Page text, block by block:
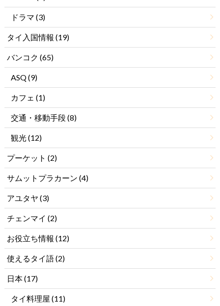
ドラマ (3)
タイ入国情報 (19)
バンコク (65)
ASQ(9)
カフェ (1)
交通・移動手段(8)
観光(12)
プーケット (2)
サムットプラカーン (4)
アユタヤ (3)
チェンマイ (2)
お役立ち情報 (12)
使えるタイ語(2)
日本(17)
タイ料理屋 (11)